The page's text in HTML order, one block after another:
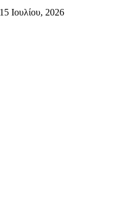
15 Ιουλίου, 2026